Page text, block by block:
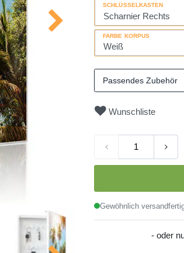
SCHLÜSSELKASTEN
FARBE KORPUS
Passendes Zubehör
Wunschliste
Gewöhnlich
- oder